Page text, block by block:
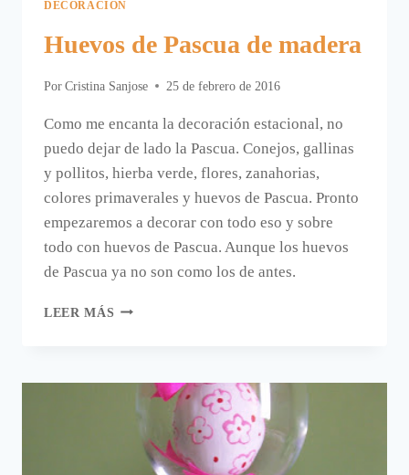
DECORACIÓN
Huevos de Pascua de madera
Por Cristina Sanjose 25 de febrero de 2016
Como me encanta la decoración estacional, no
puedo dejar de lado la Pascua. Conejos, gallinas
y pollitos, hierba verde, flores, zanahorias,
colores primaverales y huevos de Pascua. Pronto
empezaremos a decorar con todo eso y sobre
todo con huevos de Pascua. Aunque los huevos
de Pascua ya no son como los de antes.
LEER MÁS HUEVOS
MADERA